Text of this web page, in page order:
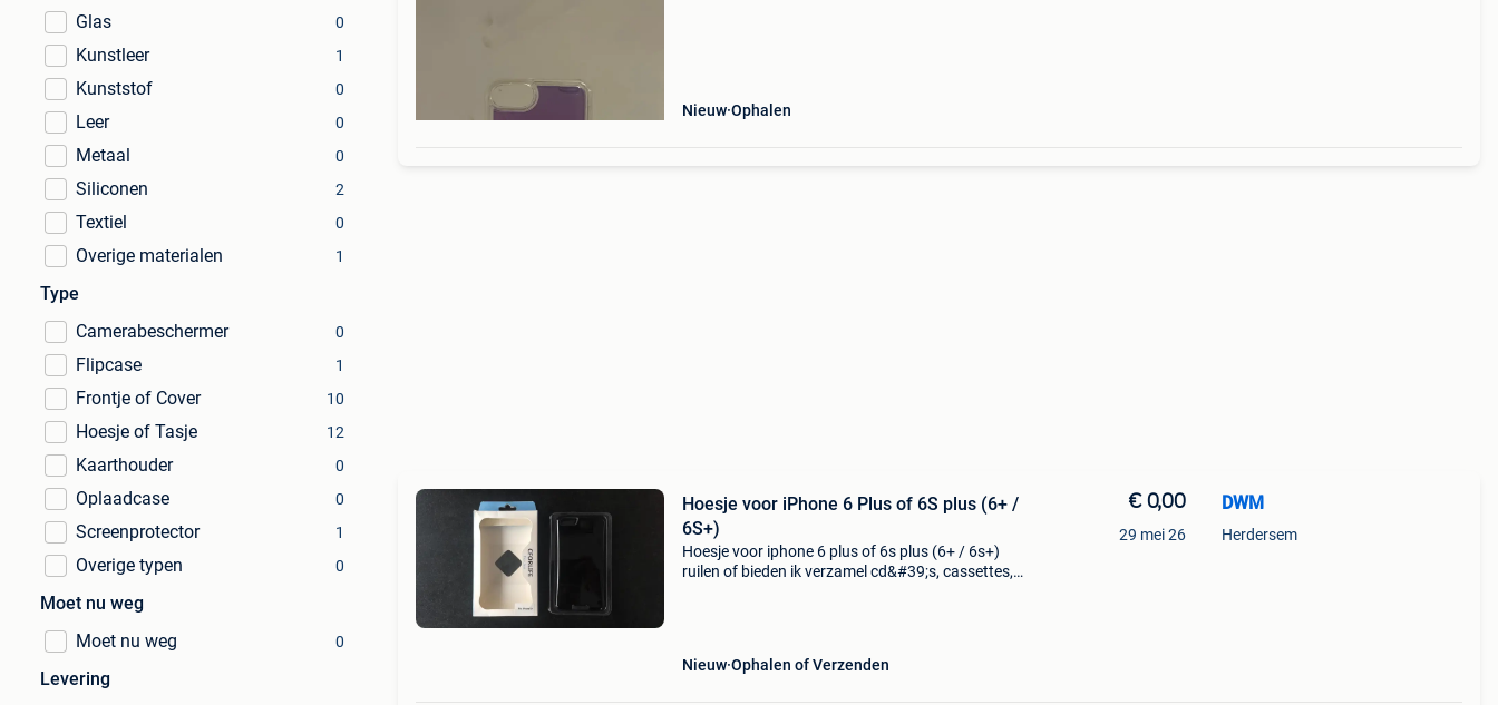
Glas 0
Kunstleer 1
Kunststof 0
Leer 0
Metaal 0
Siliconen 2
Textiel 0
Overige materialen 1
Type
Camerabeschermer
0
Flipcase 1
Frontje of Cover 10
Hoesje of Tasje 12
Kaarthouder 0
Oplaadcase 0
Screenprotector 1
Overige typen 0
Moet nu weg
Moet nu weg
0
Levering
Nieuw Ophalen
Hoesje voor iPhone 6 Plus of 6S plus (6+ /
6S+)
Hoesje voor iphone 6 plus of 6s plus (6+ / 6s+)
ruilen of bieden ik verzamel cd&#39;s, cassettes,
Nieuw Ophalen of Verzenden
€ 0,00
29 mei 26
DWM
Herdersem